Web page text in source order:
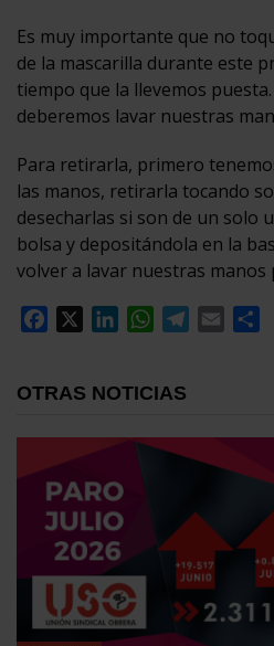
Es muy importante que no
de la mascarilla durante este
tiempo que la llevemos
deberemos lavar nuestras
Para retirarla, primero
las manos, retirarla tocando
desecharlas si son de un solo
bolsa y depositándola en la
volver a lavar nuestras manos
Facebook
LinkedInWhatsApp
Telegram
Email
OTRAS NOTICIAS